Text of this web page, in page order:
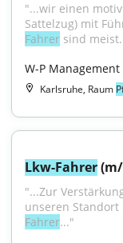
"...wir einen
Sattelzug) mit
Fahrer sind
W-P
Karlsruhe, Raum
Lkw-Fahrer
"...Zur
unseren
Fahrer..."